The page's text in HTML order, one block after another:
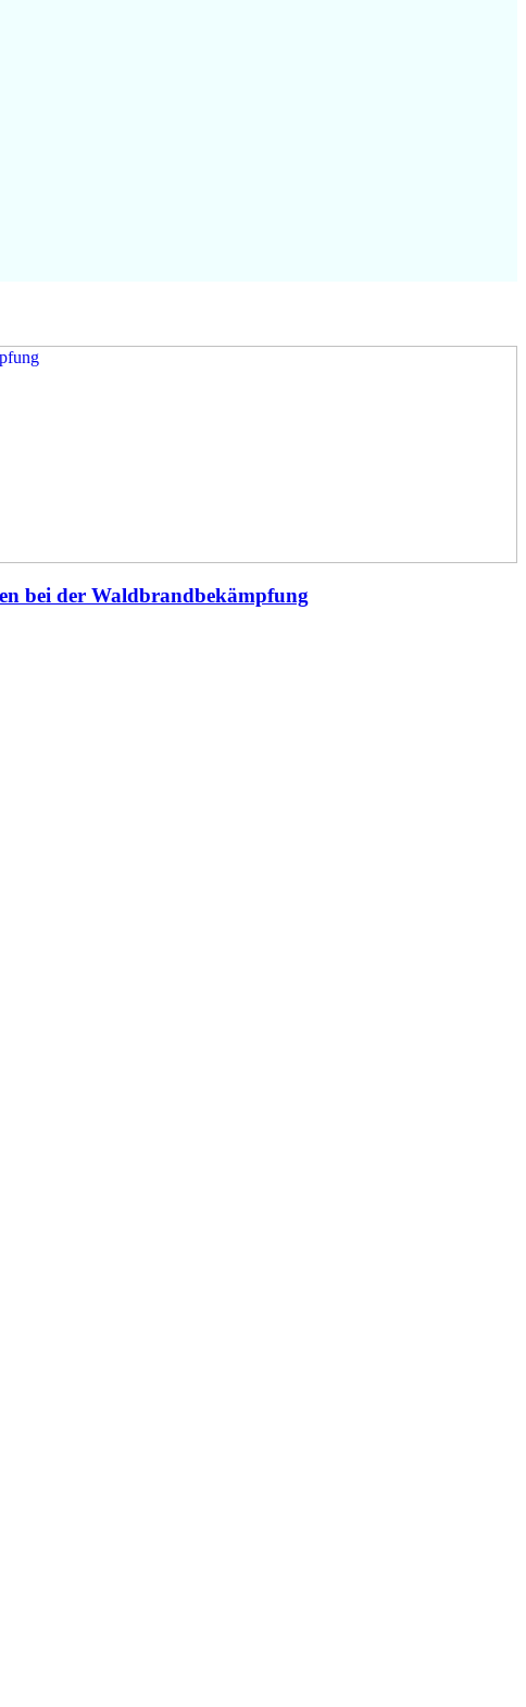
bei der Waldbrandbekämpfung